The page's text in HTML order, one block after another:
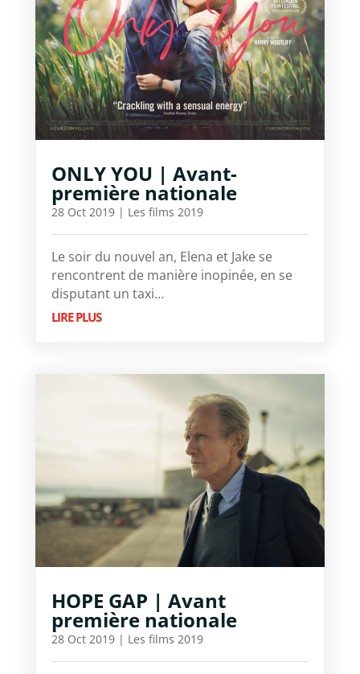
ONLY YOU | Avant-
première nationale
28 Oct 2019| Les films 2019
Le soir du nouvel an, Elena et Jake se
rencontrent de manière inopinée, en se
disputant un taxi…
LIRE PLUS
HOPE GAP | Avant
première nationale
28 Oct 2019| Les films 2019